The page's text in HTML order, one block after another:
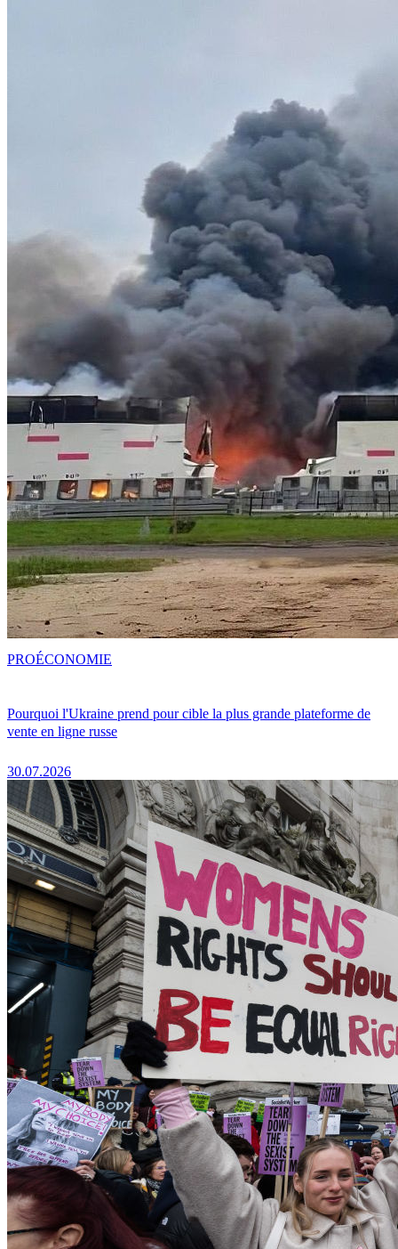
Pourquoi l'Ukraine prend pour cible la plus grande plateforme de
vente en ligne russe
30.07.2026
PROÉCONOMIE